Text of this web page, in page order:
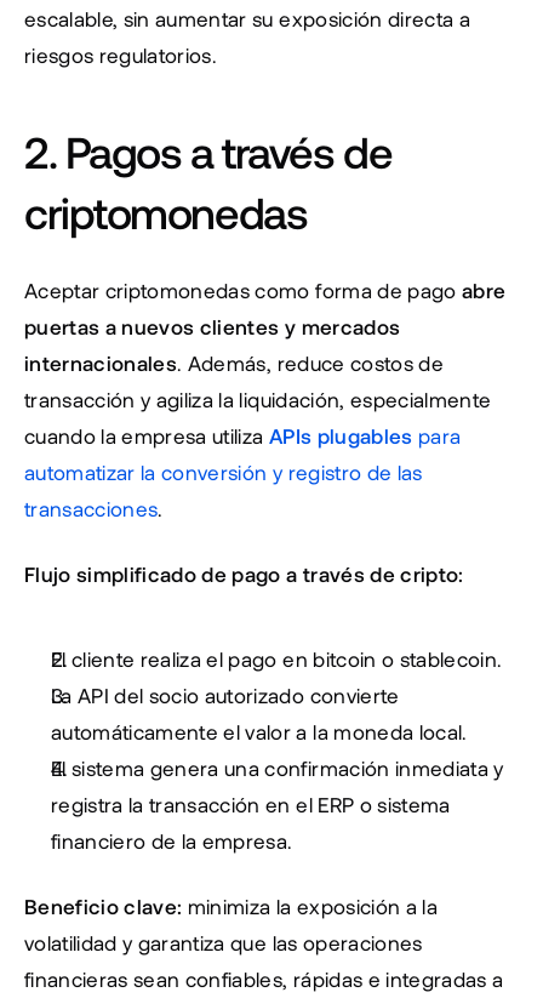
escalable, sin aumentar su exposición directa a
riesgos regulatorios.
2. Pagos a través de
criptomonedas
Aceptar criptomonedas como forma de pago abre
puertas a nuevos clientes y mercados
internacionales. Además, reduce costos de
transacción y agiliza la liquidación, especialmente
cuando la empresa utiliza APIs plugables para
automatizar la conversión y registro de las
transacciones.
Flujo simplificado de pago a través de cripto:
El cliente realiza el pago en bitcoin o stablecoin.
La API del socio autorizado convierte
automáticamente el valor a la moneda local.
El sistema genera una confirmación inmediata y
registra la transacción en el ERP o sistema
financiero de la empresa.
Beneficio clave: minimiza la exposición a la
volatilidad y garantiza que las operaciones
financieras sean confiables, rápidas e integradas a